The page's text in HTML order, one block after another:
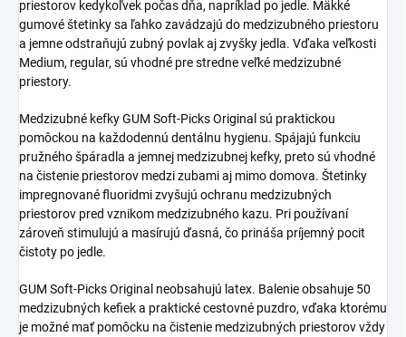
priestorov kedykoľvek počas dňa, napríklad po jedle. Mäkké
gumové štetinky sa ľahko zavádzajú do medzizubného priestoru
a jemne odstraňujú zubný povlak aj zvyšky jedla. Vďaka veľkosti
Medium, regular, sú vhodné pre stredne veľké medzizubné
priestory.
Medzizubné kefky GUM Soft-Picks Original sú praktickou
pomôckou na každodennú dentálnu hygienu. Spájajú funkciu
pružného špáradla a jemnej medzizubnej kefky, preto sú vhodné
na čistenie priestorov medzi zubami aj mimo domova. Štetinky
impregnované fluoridmi zvyšujú ochranu medzizubných
priestorov pred vznikom medzizubného kazu. Pri používaní
zároveň stimulujú a masírujú ďasná, čo prináša príjemný pocit
čistoty po jedle.
GUM Soft-Picks Original neobsahujú latex. Balenie obsahuje 50
medzizubných kefiek a praktické cestovné puzdro, vďaka ktorému
je možné mať pomôcku na čistenie medzizubných priestorov vždy